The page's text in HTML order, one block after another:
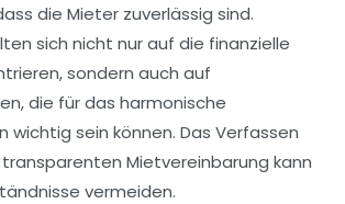
die Mieter zuverlässig sind.
sich nicht nur auf die finanzielle
sondern auch auf
die für das harmonische
wichtig sein können. Das Verfassen
Mietvereinbarung kann
vermeiden.